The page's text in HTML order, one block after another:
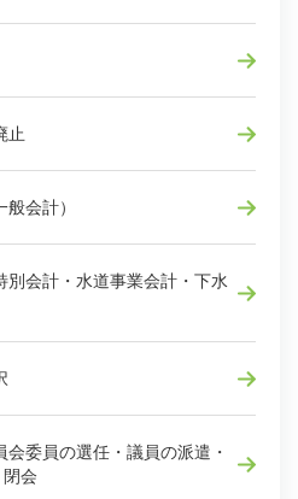
止
会計）
会計・水道事業会計・下水
委員の選任・議員の派遣・
会